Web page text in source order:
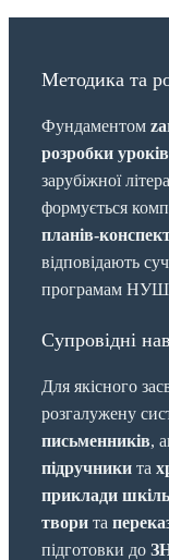
Методика та
Фундаментом
розробки уроків
зарубіжної
формується
планів-
відповідають
програмам
Супровідні
Для якісного
розгалужену
письменників,
підручники та
приклади
твори та
підготовки до